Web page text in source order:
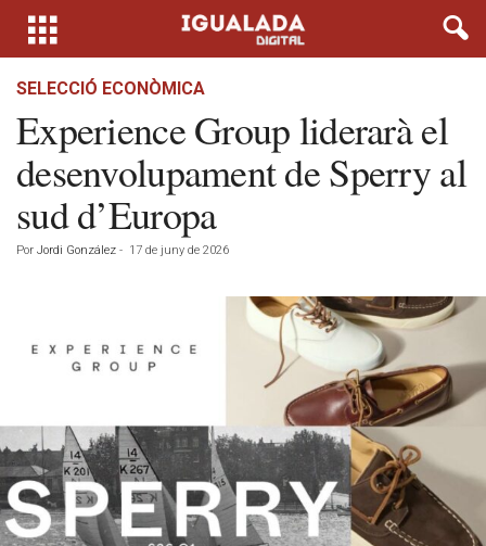
SELECCIÓ ECONÒMICA
Experience Group liderarà el
desenvolupament de Sperry al
sud d’Europa
Por Jordi González - 17 de juny de 2026